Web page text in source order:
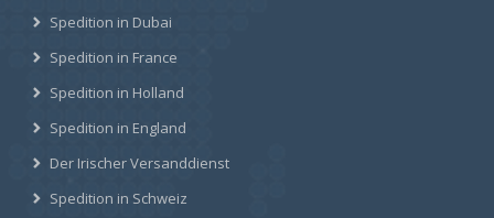
Spedition in Dubai
Spedition in France
Spedition in Holland
Spedition in England
Der Irischer Versanddienst
Spedition in Schweiz